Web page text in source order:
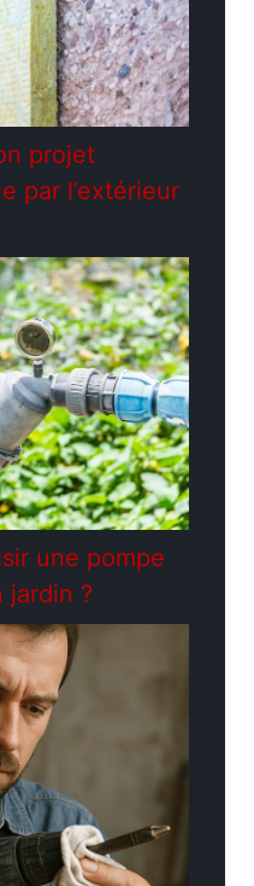
projet
par l’extérieur
une pompe
jardin ?